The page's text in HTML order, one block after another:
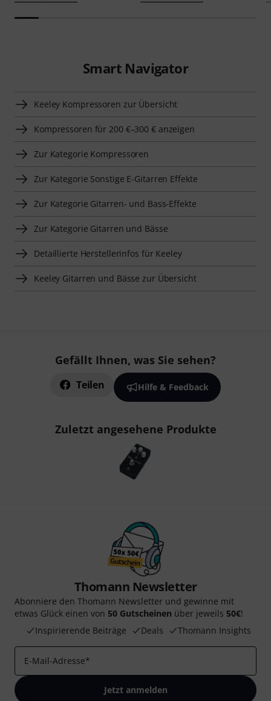
Smart Navigator
Keeley Kompressoren zur Übersicht
Kompressoren für 200 €–300 € anzeigen
Zur Kategorie Kompressoren
Zur Kategorie Sonstige E-Gitarren Effekte
Zur Kategorie Gitarren- und Bass-Effekte
Zur Kategorie Gitarren und Bässe
Detaillierte Herstellerinfos für Keeley
Keeley Gitarren und Bässe zur Übersicht
Gefällt Ihnen, was Sie sehen?
Teilen Hilfe & Feedback
Zuletzt angesehene Produkte
Thomann Newsletter
Abonniere den Thomann Newsletter und gewinne mit
etwas Glück einen von 50 Gutscheinen über jeweils 50€!
Inspirierende Beiträge
Deals Thomann Insights
E-Mail-Adresse*
Jetzt anmelden